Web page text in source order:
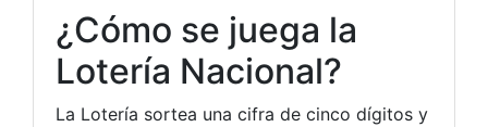
¿Cómo se juega la
Lotería Nacional?
La Lotería sortea una cifra de cinco dígitos y